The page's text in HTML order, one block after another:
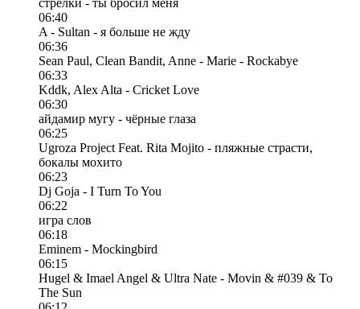
06:40
A - Sultan - я больше не жду
06:36
Sean Paul, Clean Bandit, Anne - Marie - Rockabye
06:33
Kddk, Alex Alta - Cricket Love
06:30
айдамир мугу - чёрные глаза
06:25
Ugroza Project Feat. Rita Mojito - пляжные страсти,
бокалы мохито
06:23
Dj Goja - I Turn To You
06:22
игра слов
06:18
Eminem - Mockingbird
06:15
Hugel & Imael Angel & Ultra Nate - Movin & #039 & To
The Sun